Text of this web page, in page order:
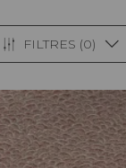
FILTRES (0)